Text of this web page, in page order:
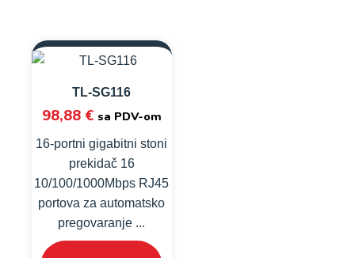
TL-SG116
98,88 € sa PDV-om
16-portni gigabitni stoni
prekidač 16
10/100/1000Mbps RJ45
portova za automatsko
pregovaranje ...